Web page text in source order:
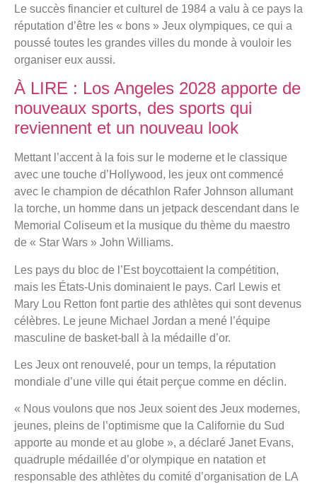
Le succès financier et culturel de 1984 a valu à ce pays la
réputation d’être les « bons » Jeux olympiques, ce qui a
poussé toutes les grandes villes du monde à vouloir les
organiser eux aussi.
À LIRE : Los Angeles 2028 apporte de
nouveaux sports, des sports qui
reviennent et un nouveau look
Mettant l’accent à la fois sur le moderne et le classique
avec une touche d’Hollywood, les jeux ont commencé
avec le champion de décathlon Rafer Johnson allumant
la torche, un homme dans un jetpack descendant dans le
Memorial Coliseum et la musique du thème du maestro
de « Star Wars » John Williams.
Les pays du bloc de l’Est boycottaient la compétition,
mais les États-Unis dominaient le pays. Carl Lewis et
Mary Lou Retton font partie des athlètes qui sont devenus
célèbres. Le jeune Michael Jordan a mené l’équipe
masculine de basket-ball à la médaille d’or.
Les Jeux ont renouvelé, pour un temps, la réputation
mondiale d’une ville qui était perçue comme en déclin.
« Nous voulons que nos Jeux soient des Jeux modernes,
jeunes, pleins de l’optimisme que la Californie du Sud
apporte au monde et au globe », a déclaré Janet Evans,
quadruple médaillée d’or olympique en natation et
responsable des athlètes du comité d’organisation de LA